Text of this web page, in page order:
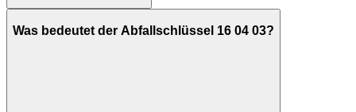
Was bedeutet der Abfallschlüssel 16 04 03?